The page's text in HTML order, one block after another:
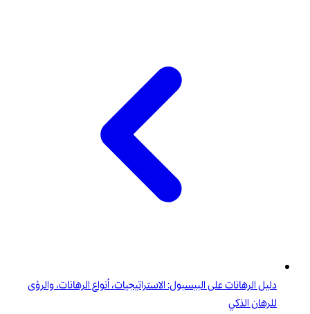
دليل الرهانات على البيسبول: الاستراتيجيات، أنواع الرهانات، والرؤى
للرهان الذكي